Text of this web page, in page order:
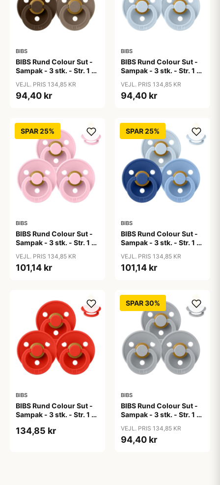
BIBS
BIBS Rund Colour Sut -
Sampak - 3 stk. - Str. 1 -
VEJL. PRIS 134,85 KR
94,40 kr
BIBS
BIBS Rund Colour Sut -
Sampak - 3 stk. - Str. 1 -
VEJL. PRIS 134,85 KR
94,40 kr
SPAR 25%
BIBS
BIBS Rund Colour Sut -
Sampak - 3 stk. - Str. 1 -
VEJL. PRIS 134,85 KR
101,14 kr
SPAR 25%
BIBS
BIBS Rund Colour Sut -
Sampak - 3 stk. - Str. 1 -
VEJL. PRIS 134,85 KR
101,14 kr
BIBS
BIBS Rund Colour Sut -
Sampak - 3 stk. - Str. 1 -
134,85 kr
SPAR 30%
BIBS
BIBS Rund Colour Sut -
Sampak - 3 stk. - Str. 1 -
VEJL. PRIS 134,85 KR
94,40 kr